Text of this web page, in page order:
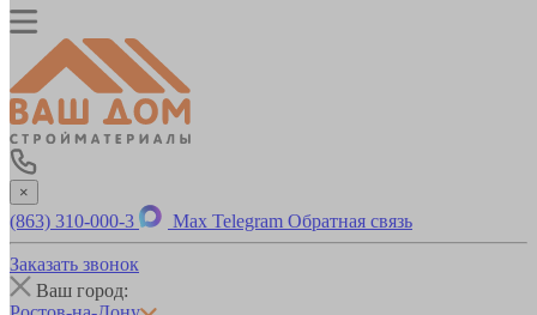
×
(863) 310-000-3 Max Telegram Обратная связь
Заказать звонок
Ваш город: